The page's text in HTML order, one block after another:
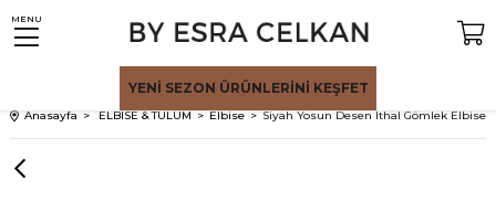
MENU
YENİ SEZON ÜRÜNLERİNİ KEŞFET
Anasayfa ELBİSE & TULUM Elbise Siyah Yosun Desen İthal Gömlek Elbise